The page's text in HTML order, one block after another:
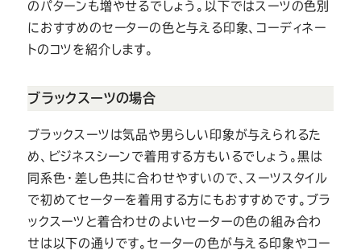
のパターンも増やせるでしょう。以下ではスーツの色別
におすすめのセーターの色と与える印象、コーディネー
トのコツを紹介します。
ブラックスーツの場合
ブラックスーツは気品や男らしい印象が与えられるた
め、ビジネスシーンで着用する方もいるでしょう。黒は
同系色・差し色共に合わせやすいので、スーツスタイル
で初めてセーターを着用する方にもおすすめです。ブラ
ックスーツと着合わせのよいセーターの色の組み合わ
せは以下の通りです。セーターの色が与える印象やコー